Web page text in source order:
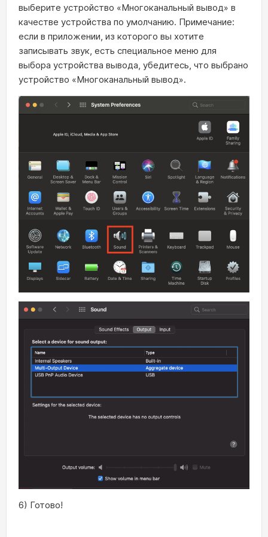
выберите устройство «Многоканальный вывод» в
качестве устройства по умолчанию. Примечание:
если в приложении, из которого вы хотите
записывать звук, есть специальное меню для
выбора устройства вывода, убедитесь, что выбрано
устройство «Многоканальный вывод».
6) Готово!